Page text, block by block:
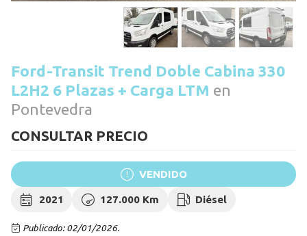
Ford-Transit Trend Doble Cabina 330
L2H2 6 Plazas + Carga LTM en
Pontevedra
CONSULTAR PRECIO
VENDIDO
2021 127.000 Km Diésel
Publicado: 02/01/2026.